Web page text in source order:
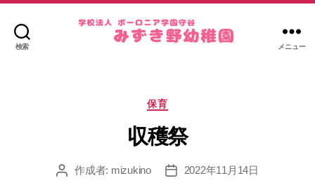
検索
野
稚
メニュー
カ
テ
ゴ
リ
保育
収穫祭
投 作成者: mizukino
投
2022年11月14日